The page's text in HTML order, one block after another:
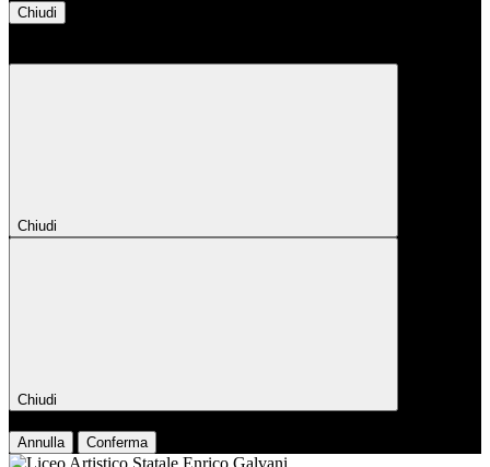
Chiudi
Chiudi
Chiudi
Annulla Conferma